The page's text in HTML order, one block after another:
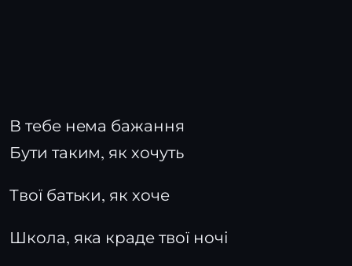
В тебе нема бажання
Бути таким, як хочуть
Твої батьки, як хоче
Школа, яка краде твої ночі